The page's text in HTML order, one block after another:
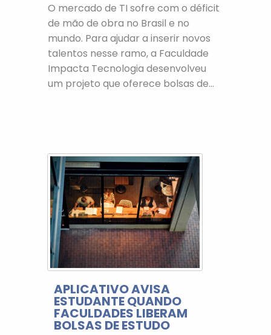
O mercado de TI sofre com o déficit
de mão de obra no Brasil e no
mundo. Para ajudar a inserir novos
talentos nesse ramo, a Faculdade
Impacta Tecnologia desenvolveu
um projeto que oferece bolsas de...
APLICATIVO AVISA
ESTUDANTE QUANDO
FACULDADES LIBERAM
BOLSAS DE ESTUDO